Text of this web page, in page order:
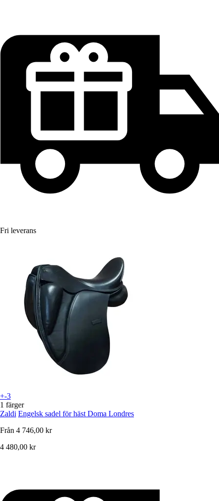
Fri leverans
+-3
1 färger
Zaldi Engelsk sadel för häst Doma Londres
Från 4 746,00 kr
4 480,00 kr